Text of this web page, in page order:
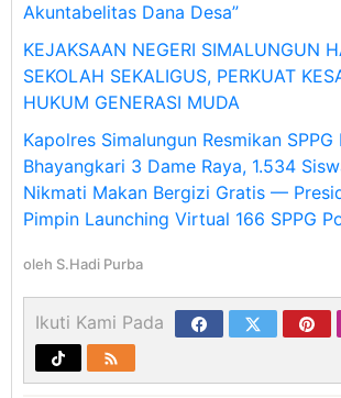
Akuntabelitas Dana Desa”
KEJAKSAAN NEGERI SIMALUNGUN
SEKOLAH SEKALIGUS, PERKUAT
HUKUM GENERASI MUDA
Kapolres Simalungun Resmikan SPPG
Bhayangkari 3 Dame Raya, 1.534
Nikmati Makan Bergizi Gratis —
Pimpin Launching Virtual 166 SPPG
oleh S.Hadi Purba
Ikuti Kami Pada